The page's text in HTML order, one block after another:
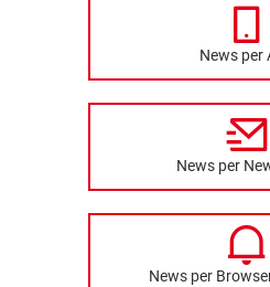
News per
News per
News per